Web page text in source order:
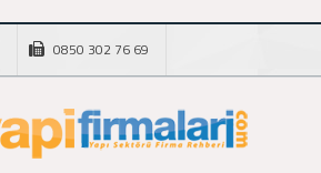
0850 302 76 69